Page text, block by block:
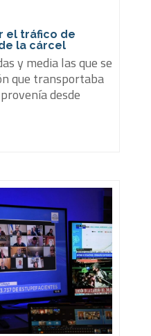
el tráfico de
la cárcel
y media las que se
que transportaba
desde